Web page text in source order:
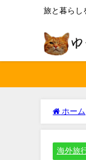
旅と暮らし
ホーム
海外旅